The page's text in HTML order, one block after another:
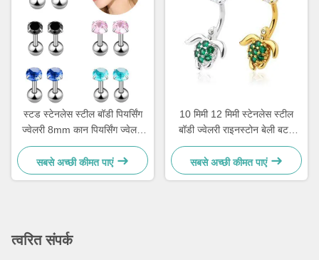
स्टड स्टेनलेस स्टील बॉडी पियर्सिंग
ज्वेलरी 8mm कान पियर्सिंग ज्वेलरी
क्रिस्टल के साथ
सबसे अच्छी कीमत पाएं
10 मिमी 12 मिमी स्टेनलेस स्टील
बॉडी ज्वेलरी राइनस्टोन बेली बटन
पियर्सिंग ज्वेलरी
सबसे अच्छी कीमत पाएं
त्वरित संपर्क